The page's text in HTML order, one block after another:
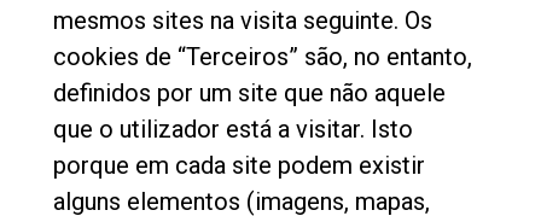
mesmos sites na visita seguinte. Os
cookies de “Terceiros” são, no entanto,
definidos por um site que não aquele
que o utilizador está a visitar. Isto
porque em cada site podem existir
alguns elementos (imagens, mapas,
Contacte-nos